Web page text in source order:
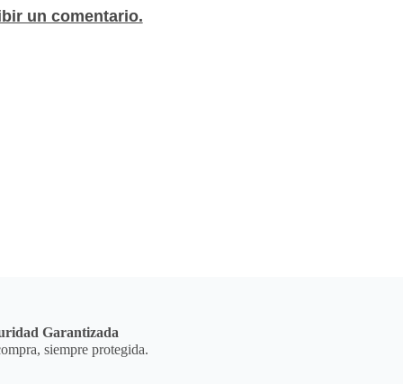
un comentario.
Garantizada
siempre protegida.